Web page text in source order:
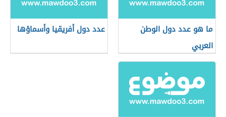
ما هو عدد دول الوطن
العربي
عدد دول أفريقيا وأسماؤها